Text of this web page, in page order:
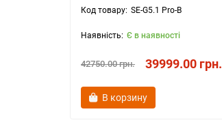
SE-G5.1 Pro-B
Є в наявності
42750.00 грн. 39999.00 грн.
В корзину